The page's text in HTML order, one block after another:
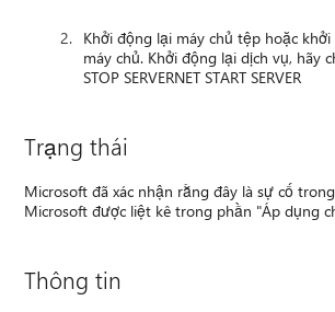
Khởi động lại máy chủ tệp hoặc
máy chủ. Khởi động lại dịch vụ, hãy
STOP SERVERNET START SERVER
Trạng thái
Microsoft đã xác nhận rằng đây là sự cố
Microsoft được liệt kê trong phần "Áp dụng
Thông tin